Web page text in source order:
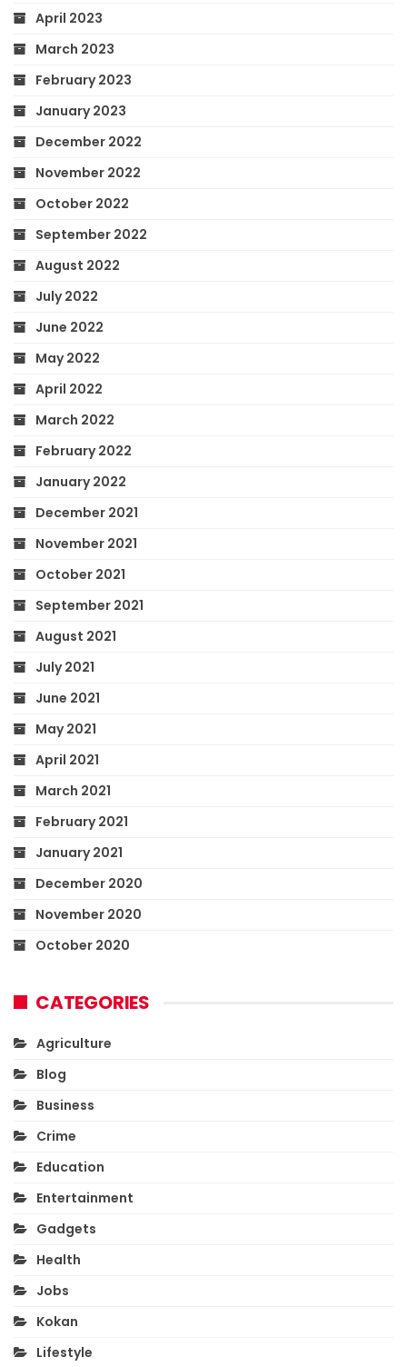
April 2023
March 2023
February 2023
January 2023
December 2022
November 2022
October 2022
September 2022
August 2022
July 2022
June 2022
May 2022
April 2022
March 2022
February 2022
January 2022
December 2021
November 2021
October 2021
September 2021
August 2021
July 2021
June 2021
May 2021
April 2021
March 2021
February 2021
January 2021
December 2020
November 2020
October 2020
CATEGORIES
Agriculture
Blog
Business
Crime
Education
Entertainment
Gadgets
Health
Jobs
Kokan
Lifestyle